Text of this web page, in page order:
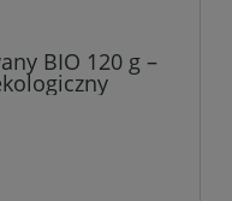
BIO 120 g –